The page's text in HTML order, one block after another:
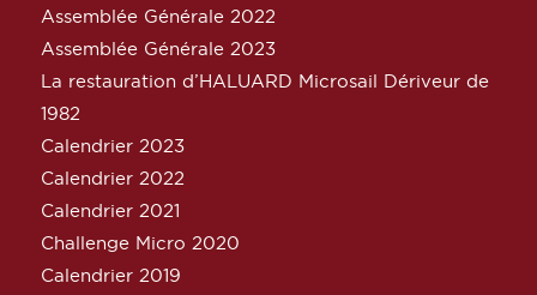
Assemblée Générale 2022
Assemblée Générale 2023
La restauration d’HALUARD Microsail Dériveur de
1982
Calendrier 2023
Calendrier 2022
Calendrier 2021
Challenge Micro 2020
Calendrier 2019